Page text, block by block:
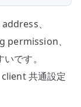
、
permission、
です。
client 共通設定